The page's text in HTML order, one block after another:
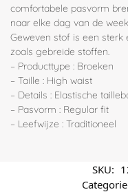
comfortabele pasvorm
naar elke dag van de
Geweven stof is een
zoals gebreide stoffen.
– Producttype : Broeken
– Taille : High waist
– Details : Elastische
– Pasvorm : Regular fit
– Leefwijze : Traditioneel
SKU: